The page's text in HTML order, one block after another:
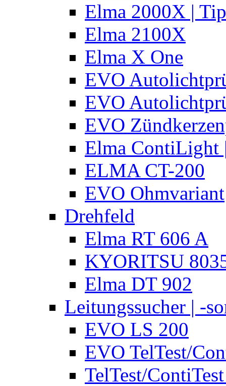
Elma 2000X |
Elma 2100X
Elma X One
EVO
EVO
EVO
Elma ContiLight
ELMA CT-200
EVO Ohmvariant
Drehfeld
Elma RT 606 A
KYORITSU
Elma DT 902
Leitungssucher | -
EVO LS 200
EVO TelTest/
TelTest/